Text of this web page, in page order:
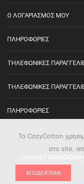
O ΛΟΓΑΡΙΑΣΜΌΣ ΜΟΥ
ΠΛΗΡΟΦΟΡΊΕΣ
ΤΗΛΕΦΩΝΙΚΈΣ
ΤΗΛΕΦΩΝΙΚΈΣ
ΠΛΗΡΟΦΟΡΊΕΣ
Το CozyCotton
στο site,
ΑΠΟΔΈΧΟΜΑΙ